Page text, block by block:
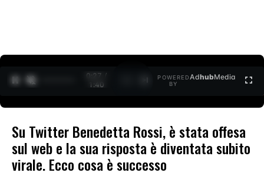
0:27 /
1:40
POWERED
BY
AdhubMedia
Su Twitter Benedetta Rossi, è stata offesa
sul web e la sua risposta è diventata subito
virale. Ecco cosa è successo